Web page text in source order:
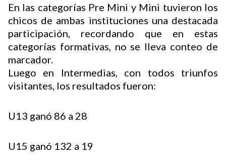
En las categorías Pre Mini y Mini tuvieron los
chicos de ambas instituciones una destacada
participación, recordando que en estas
categorías formativas, no se lleva conteo de
marcador.
Luego en Intermedias, con todos triunfos
visitantes, los resultados fueron:
U13 ganó 86 a 28
U15 ganó 132 a 19
Buscador